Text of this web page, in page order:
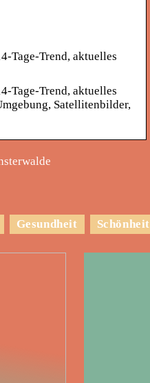
Tage-Trend, aktuelles
Tage-Trend, aktuelles
Satellitenbilder,
Gesundheit Schönheit